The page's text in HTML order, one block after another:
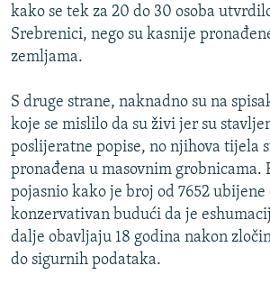
kako se tek za 20 do 30 osoba
Srebrenici, nego su kasnije
zemljama.
S druge strane, naknadno su na
koje se mislilo da su živi jer su
poslijeratne popise, no njihova tijela
pronađena u masovnim grobnicama.
pojasnio kako je broj od 7652 ubijene
konzervativan budući da je
dalje obavljaju 18 godina nakon
do sigurnih podataka.